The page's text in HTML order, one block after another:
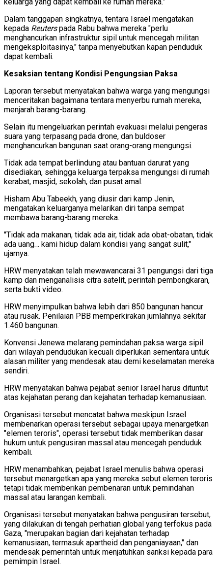
Dalam tanggapan singkatnya, tentara Israel mengatakan
kepada Reuterspada Rabu bahwa mereka "perlu
menghancurkan infrastruktur sipil untuk mencegah militan
mengeksploitasinya," tanpa menyebutkan kapan penduduk
dapat kembali.
Kesaksian tentang Kondisi Pengungsian Paksa
Laporan tersebut menyatakan bahwa warga yang mengungsi
menceritakan bagaimana tentara menyerbu rumah mereka,
menjarah barang-barang.
Selain itu mengeluarkan perintah evakuasi melalui pengeras
suara yang terpasang pada drone, dan buldoser
menghancurkan bangunan saat orang-orang mengungsi.
Tidak ada tempat berlindung atau bantuan darurat yang
disediakan, sehingga keluarga terpaksa mengungsi di rumah
kerabat, masjid, sekolah, dan pusat amal.
Hisham Abu Tabeekh, yang diusir dari kamp Jenin,
mengatakan keluarganya melarikan diri tanpa sempat
membawa barang-barang mereka.
"Tidak ada makanan, tidak ada air, tidak ada obat-obatan, tidak
ada uang… kami hidup dalam kondisi yang sangat sulit,"
ujarnya.
HRW menyatakan telah mewawancarai 31 pengungsi dari tiga
kamp dan menganalisis citra satelit, perintah pembongkaran,
serta bukti video.
HRW menyimpulkan bahwa lebih dari 850 bangunan hancur
atau rusak. Penilaian PBB memperkirakan jumlahnya sekitar
1.460 bangunan.
Konvensi Jenewa melarang pemindahan paksa warga sipil
dari wilayah pendudukan kecuali diperlukan sementara untuk
alasan militer yang mendesak atau demi keselamatan mereka
sendiri.
HRW menyatakan bahwa pejabat senior Israel harus dituntut
atas kejahatan perang dan kejahatan terhadap kemanusiaan.
Organisasi tersebut mencatat bahwa meskipun Israel
membenarkan operasi tersebut sebagai upaya menargetkan
"elemen teroris", operasi tersebut tidak memberikan dasar
hukum untuk pengusiran massal atau mencegah penduduk
kembali.
HRW menambahkan, pejabat Israel menulis bahwa operasi
tersebut menargetkan apa yang mereka sebut elemen teroris
tetapi tidak memberikan pembenaran untuk pemindahan
massal atau larangan kembali.
Organisasi tersebut menyatakan bahwa pengusiran tersebut,
yang dilakukan di tengah perhatian global yang terfokus pada
Gaza, "merupakan bagian dari kejahatan terhadap
kemanusiaan, termasuk apartheid dan penganiayaan," dan
mendesak pemerintah untuk menjatuhkan sanksi kepada para
pemimpin Israel.